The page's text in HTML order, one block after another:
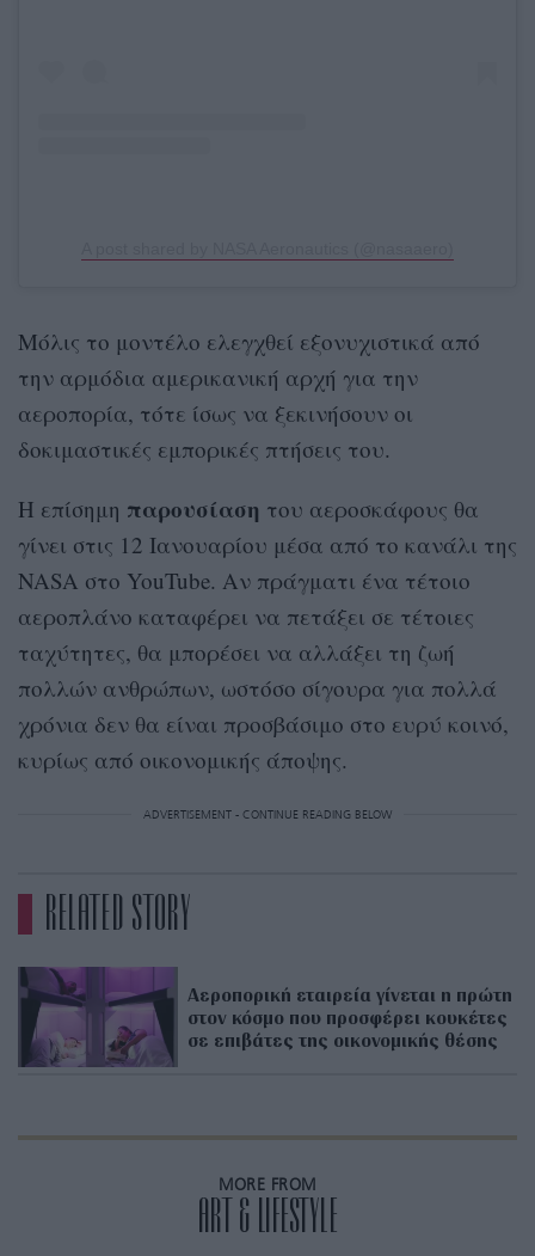
Μόλις το μοντέλο ελεγχθεί εξονυχιστικά από
την αρμόδια αμερικανική αρχή για την
αεροπορία, τότε ίσως να ξεκινήσουν οι
δοκιμαστικές εμπορικές πτήσεις του.
Η επίσημη παρουσίαση του αεροσκάφους θα
γίνει στις 12 Ιανουαρίου μέσα από το κανάλι της
NASA στο YouTube. Αν πράγματι ένα τέτοιο
αεροπλάνο καταφέρει να πετάξει σε τέτοιες
ταχύτητες, θα μπορέσει να αλλάξει τη ζωή
πολλών ανθρώπων, ωστόσο σίγουρα για πολλά
χρόνια δεν θα είναι προσβάσιμο στο ευρύ κοινό,
κυρίως από οικονομικής άποψης.
ADVERTISEMENT - CONTINUE READING BELOW
RELATED STORY
Αεροπορική εταιρεία γίνεται η πρώτη
στον κόσμο που προσφέρει κουκέτες
σε επιβάτες της οικονομικής θέσης
MORE FROM
ART & LIFESTYLE